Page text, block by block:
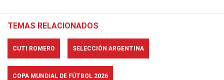
TEMAS RELACIONADOS
CUTI ROMERO SELECCIÓN ARGENTINA
COPA MUNDIAL DE FÚTBOL 2026